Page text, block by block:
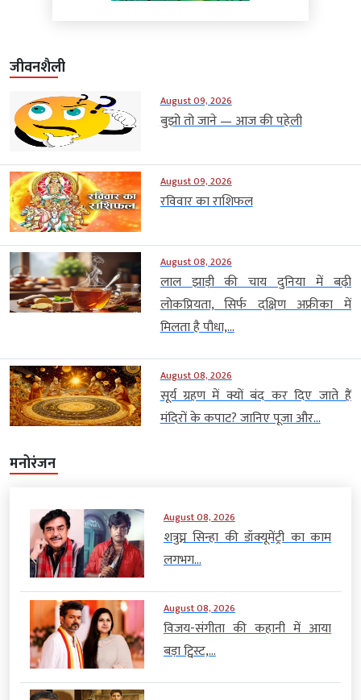
जीवनशैली
August 09, 2026
बुझो तो जाने — आज की पहेली
August 09, 2026
रविवार का राशिफल
August 08, 2026
लाल झाड़ी की चाय दुनिया में बढ़ी
लोकप्रियता, सिर्फ दक्षिण अफ्रीका में
मिलता है पौधा,...
August 08, 2026
सूर्य ग्रहण में क्यों बंद कर दिए जाते हैं
मंदिरों के कपाट? जानिए पूजा और...
मनोरंजन
August 08, 2026
शत्रुघ्न सिन्हा की डॉक्यूमेंट्री का काम
लगभग...
August 08, 2026
विजय-संगीता की कहानी में आया
बड़ा ट्विस्ट,...